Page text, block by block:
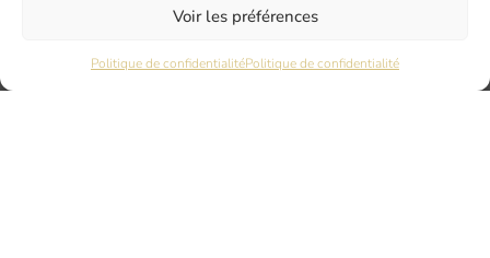
Voir les préférences
Politique de confidentialitéPolitique de confidentialité
TOULOUSE
31000 TOULOUSE